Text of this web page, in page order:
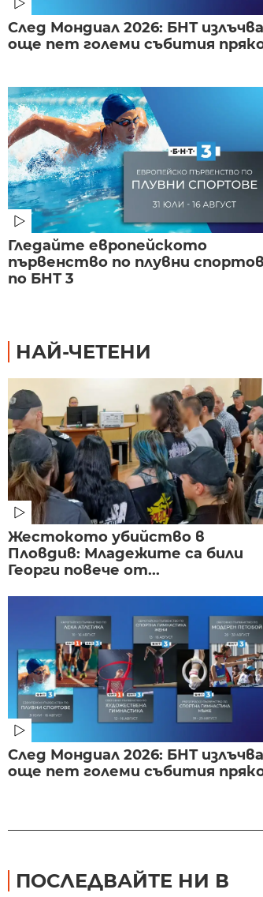
След Мондиал 2026: БНТ излъчва
още пет големи събития
Гледайте европейското
първенство по плувни
по БНТ 3
НАЙ-ЧЕТЕНИ
Жестокото убийство в
Пловдив: Младежите са били
Георги повече от...
След Мондиал 2026: БНТ излъчва
още пет големи събития
ПОСЛЕДВАЙТЕ НИ В